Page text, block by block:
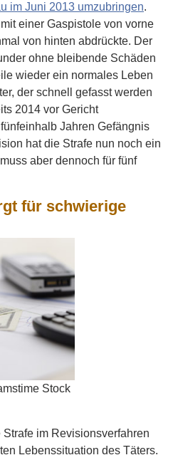
im Juni 2013 umzubringen.
einer Gaspistole von vorne
von hinten abdrückte. Der
ohne bleibende Schäden
wieder ein normales Leben
der schnell gefasst werden
2014 vor Gericht
Jahren Gefängnis
hat die Strafe nun noch ein
aber dennoch für fünf
für schwierige
Stock
im Revisionsverfahren
Lebenssituation des Täters.